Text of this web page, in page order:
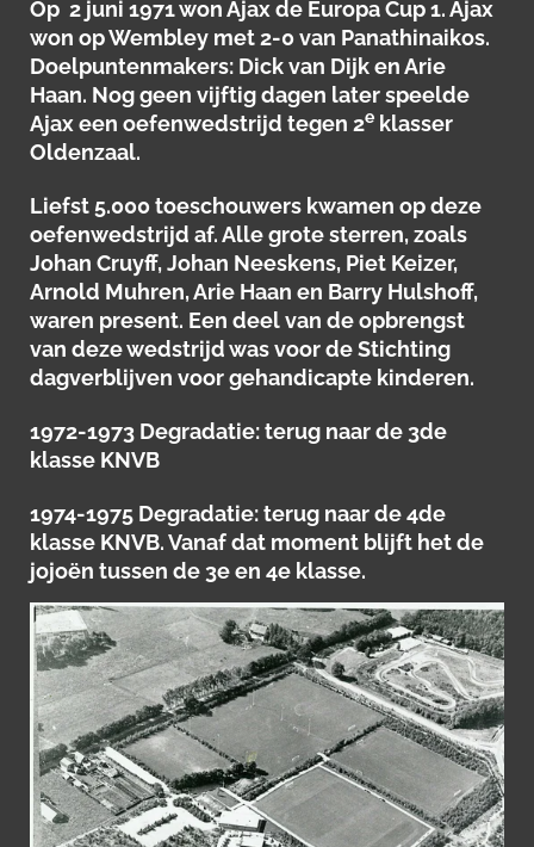
Op 2 juni 1971 won Ajax de Europa Cup 1. Ajax
won op Wembley met 2-0 van Panathinaikos.
Doelpuntenmakers: Dick van Dijk en Arie
Haan. Nog geen vijftig dagen later speelde
Ajax een oefenwedstrijd tegen 2e klasser
Oldenzaal.
Liefst 5.000 toeschouwers kwamen op deze
oefenwedstrijd af. Alle grote sterren, zoals
Johan Cruyff, Johan Neeskens, Piet Keizer,
Arnold Muhren, Arie Haan en Barry Hulshoff,
waren present. Een deel van de opbrengst
van deze wedstrijd was voor de Stichting
dagverblijven voor gehandicapte kinderen.
1972-1973 Degradatie: terug naar de 3de
klasse KNVB
1974-1975 Degradatie: terug naar de 4de
klasse KNVB. Vanaf dat moment blijft het de
jojoën tussen de 3e en 4e klasse.